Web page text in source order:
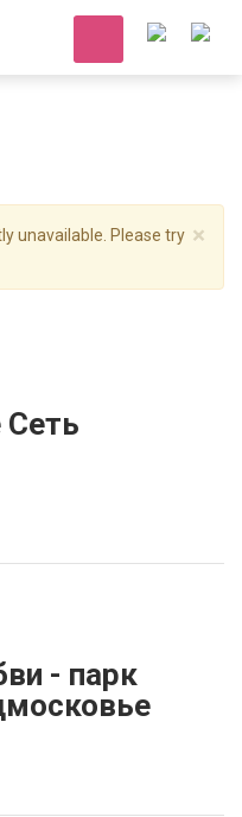
×
unavailable. Please try
Сеть
- парк